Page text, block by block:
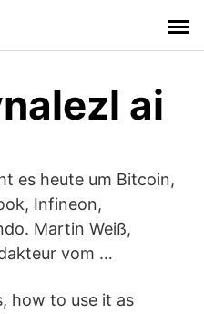
ai
es heute um Bitcoin,
Infineon,
Martin Weiß,
vom …
how to use it as